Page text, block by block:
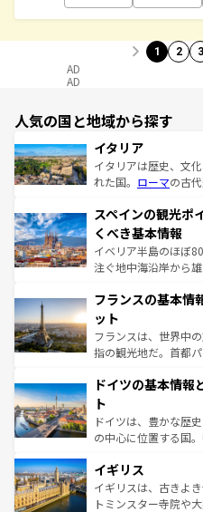
1 2 3
AD
AD
人気の国と地域から探す
イタリア
イタリアは歴史、文
れた国。 ローマの古
ろん、トスカーナの
景など、自然景観も
ピザやパスタなど、
できる。朝目覚めて
なお、新着のイタリ
しい。
スペインの観光ポ
くべき基本情報
イベリア半島のほぼ
注ぐ地中海沿岸から
文化が根付くこの国
れる闘牛、そして美
る。首都マドリード
アートに溢れた街角
せる。地方によって
ンテンツ一覧 を参照
フランスの基本情
ット
フランスは、世界中
指の観光地だ。首都
で、幅広い魅力が詰
聖堂、美しいビーチ
から魅了する。また
れ、フランス料理は
香り高いラベンダー
らに、パリ以外の地
も豊かな歴史と文化
ドイツの基本情報
ト
ドイツは、豊かな歴
の中心に位置する国
顔を持つこの国は、
ルリンの文化的活気
してライン川沿いの
イギリス
イギリスは、古きよ
トミンスター寺院や